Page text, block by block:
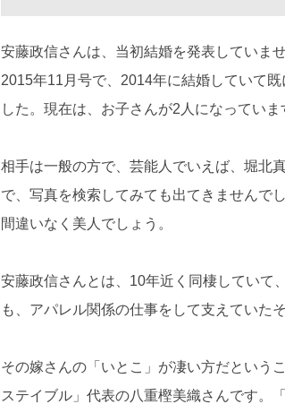
安藤政信さんは、当初結婚を発表していま
2015年11月号で、2014年に結婚していて
した。現在は、お子さんが2人になっていま
相手は一般の方で、芸能人でいえば、堀北
で、写真を検索してみても出てきませんで
間違いなく美人でしょう。
安藤政信さんとは、10年近く同棲していて
も、アパレル関係の仕事をして支えていた
その嫁さんの「いとこ」が凄い方だという
ステイブル」代表の八重樫美織さんです。